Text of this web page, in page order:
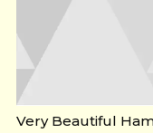
Very Beautiful